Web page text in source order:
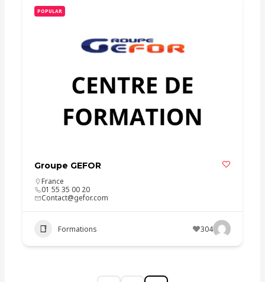
POPULAR
Groupe GEFOR
France
01 55 35 00 20
Contact@gefor.com
Formations 304